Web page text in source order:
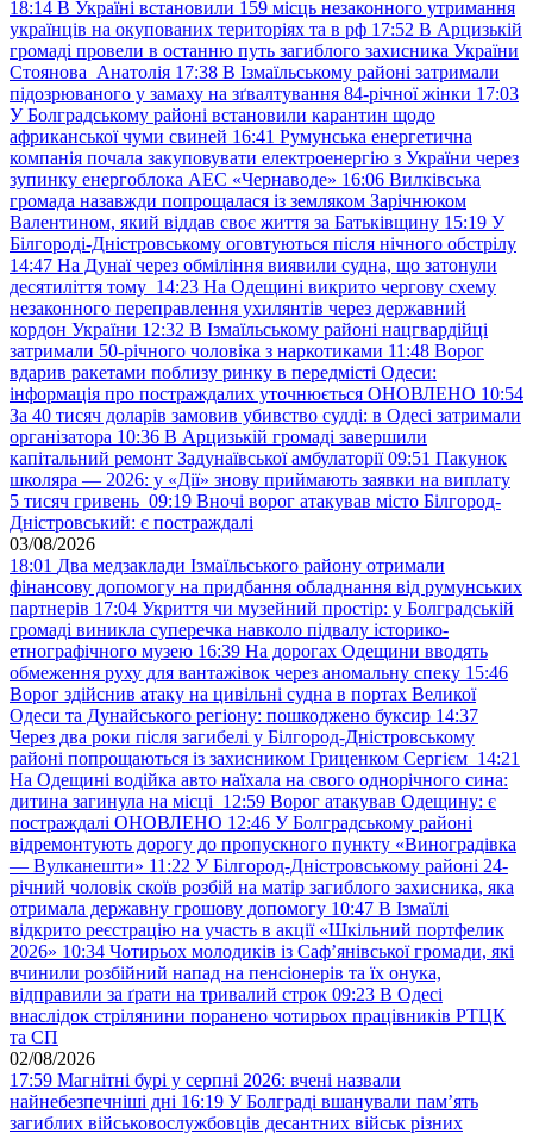
18:14 В Україні встановили 159 місць незаконного утримання
українців на окупованих територіях та в рф 17:52 В Арцизькій
громаді провели в останню путь загиблого захисника України
Стоянова Анатолія 17:38 В Ізмаїльському районі затримали
підозрюваного у замаху на зґвалтування 84-річної жінки 17:03
У Болградському районі встановили карантин щодо
африканської чуми свиней 16:41 Румунська енергетична
компанія почала закуповувати електроенергію з України через
зупинку енергоблока АЕС «Чернаводе» 16:06 Вилківська
громада назавжди попрощалася із земляком Зарічнюком
Валентином, який віддав своє життя за Батьківщину 15:19 У
Білгороді-Дністровському оговтуються після нічного обстрілу
14:47 На Дунаї через обміління виявили судна, що затонули
десятиліття тому 14:23 На Одещині викрито чергову схему
незаконного переправлення ухилянтів через державний
кордон України 12:32 В Ізмаїльському районі нацгвардійці
затримали 50-річного чоловіка з наркотиками 11:48 Ворог
вдарив ракетами поблизу ринку в передмісті Одеси:
інформація про постраждалих уточнюється ОНОВЛЕНО 10:54
За 40 тисяч доларів замовив убивство судді: в Одесі затримали
організатора 10:36 В Арцизькій громаді завершили
капітальний ремонт Задунаївської амбулаторії 09:51 Пакунок
школяра — 2026: у «Дії» знову приймають заявки на виплату
5 тисяч гривень 09:19 Вночі ворог атакував місто Білгород-
Дністровський: є постраждалі
03/08/2026
18:01 Два медзаклади Ізмаїльського району отримали
фінансову допомогу на придбання обладнання від румунських
партнерів 17:04 Укриття чи музейний простір: у Болградській
громаді виникла суперечка навколо підвалу історико-
етнографічного музею 16:39 На дорогах Одещини вводять
обмеження руху для вантажівок через аномальну спеку 15:46
Ворог здійснив атаку на цивільні судна в портах Великої
Одеси та Дунайського регіону: пошкоджено буксир 14:37
Через два роки після загибелі у Білгород-Дністровському
районі попрощаються із захисником Гриценком Сергієм 14:21
На Одещині водійка авто наїхала на свого однорічного сина:
дитина загинула на місці 12:59 Ворог атакував Одещину: є
постраждалі ОНОВЛЕНО 12:46 У Болградському районі
відремонтують дорогу до пропускного пункту «Виноградівка
— Вулканешти» 11:22 У Білгород-Дністровському районі 24-
річний чоловік скоїв розбій на матір загиблого захисника, яка
отримала державну грошову допомогу 10:47 В Ізмаїлі
відкрито реєстрацію на участь в акції «Шкільний портфелик
2026» 10:34 Чотирьох молодиків із Саф’янівської громади, які
вчинили розбійний напад на пенсіонерів та їх онука,
відправили за ґрати на тривалий строк 09:23 В Одесі
внаслідок стрілянини поранено чотирьох працівників РТЦК
та СП
02/08/2026
17:59 Магнітні бурі у серпні 2026: вчені назвали
найнебезпечніші дні 16:19 У Болграді вшанували пам’ять
загиблих військовослужбовців десантних військ різних